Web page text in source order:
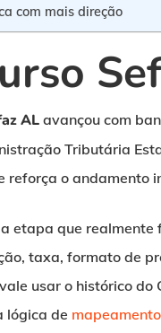
com mais direção
ALavançou com
Tributária
reforça o andamento
etapa que
taxa, formato de
usar o histórico
lógica de